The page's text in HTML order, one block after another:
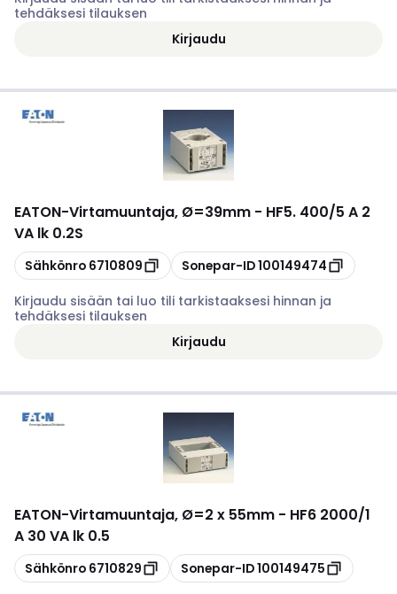
tehdäksesi tilauksen
Kirjaudu
EATON-Virtamuuntaja, Ø=39mm - HF5. 400/5 A 2
VA lk 0.2S
Kopioi
Sähkönro 6710809 Kopioi
Sonepar-ID100149474
Kirjaudu sisään tai luo tili tarkistaaksesi hinnan ja
tehdäksesi tilauksen
Kirjaudu
EATON-Virtamuuntaja, Ø=2 x 55mm - HF6 2000/1
A 30 VA lk 0.5
Kopioi
Sähkönro 6710829 Kopioi
Sonepar-ID100149475